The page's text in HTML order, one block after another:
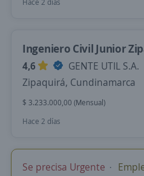
Hace 2 días
Ingeniero Civil Junior
4,6
GENTE UTIL S.A.
Zipaquirá, Cundinamarca
$ 3.233.000,00 (Mensual)
Hace 2 días
Se precisa Urgente